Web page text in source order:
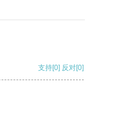
支持[0] 反对[0]